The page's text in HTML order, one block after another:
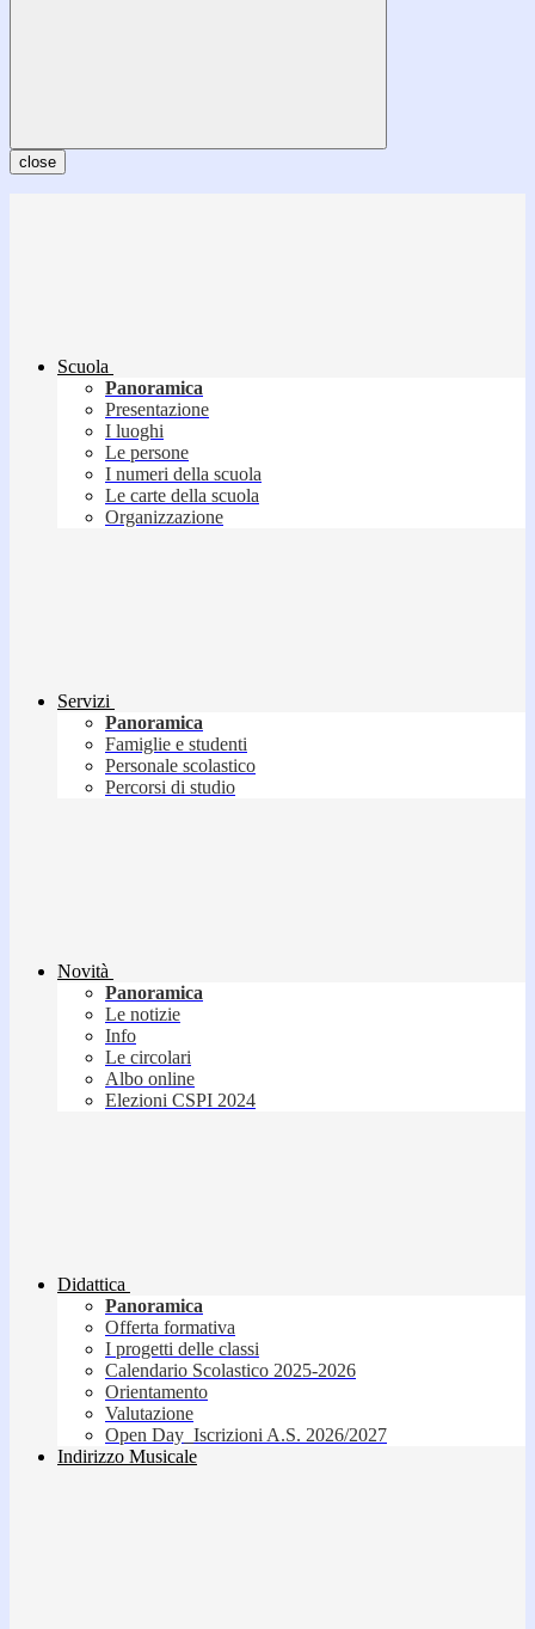
close
Scuola
Panoramica
Presentazione
I luoghi
Le persone
I numeri della scuola
Le carte della scuola
Organizzazione
Servizi
Panoramica
Famiglie e studenti
Personale scolastico
Percorsi di studio
Novità
Panoramica
Le notizie
Info
Le circolari
Albo online
Elezioni CSPI 2024
Didattica
Panoramica
Offerta formativa
I progetti delle classi
Calendario Scolastico 2025-2026
Orientamento
Valutazione
Open Day_Iscrizioni A.S. 2026/2027
Indirizzo Musicale